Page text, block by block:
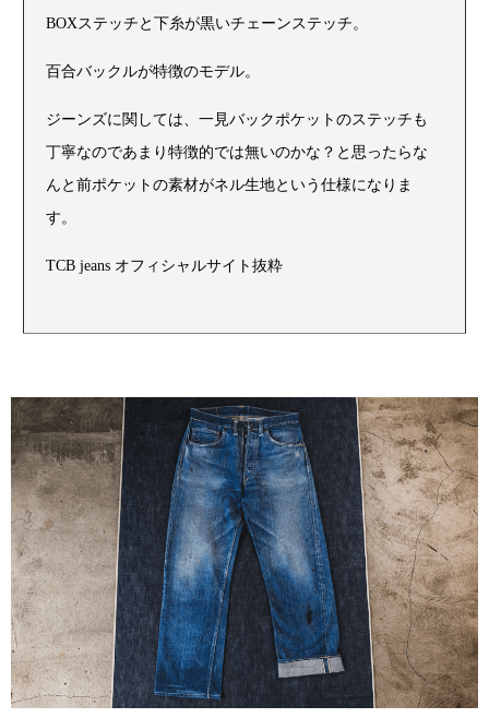
BOXステッチと下糸が黒いチェーンステッチ。
百合バックルが特徴のモデル。
ジーンズに関しては、一見バックポケットのステッチも
丁寧なのであまり特徴的では無いのかな？と思ったらな
んと前ポケットの素材がネル生地という仕様になりま
す。
TCB jeans オフィシャルサイト抜粋